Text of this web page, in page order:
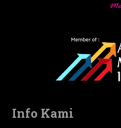
Info Kami